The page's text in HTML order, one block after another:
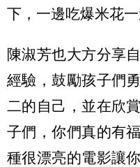
下，一邊吃爆米花一
陳淑芳也大方分享
經驗，鼓勵孩子們
二的自己，並在欣
子們，你們真的有
種很漂亮的電影讓